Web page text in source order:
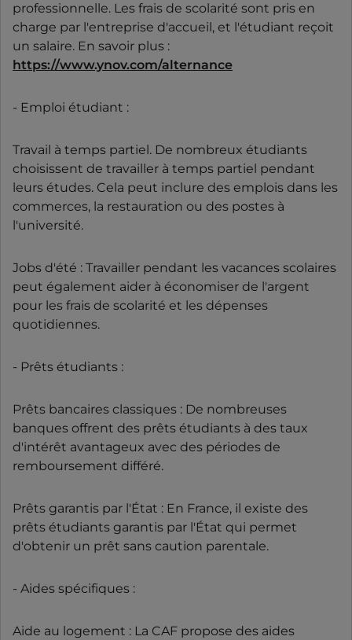
professionnelle. Les frais de scolarité sont pris en
charge par l'entreprise d'accueil, et l'étudiant reçoit
un salaire. En savoir plus :
https://www.ynov.com/alternance
- Emploi étudiant :
Travail à temps partiel. De nombreux étudiants
choisissent de travailler à temps partiel pendant
leurs études. Cela peut inclure des emplois dans les
commerces, la restauration ou des postes à
l'université.
Jobs d'été : Travailler pendant les vacances scolaires
peut également aider à économiser de l'argent
pour les frais de scolarité et les dépenses
quotidiennes.
- Prêts étudiants :
Prêts bancaires classiques : De nombreuses
banques offrent des prêts étudiants à des taux
d'intérêt avantageux avec des périodes de
remboursement différé.
Prêts garantis par l'État : En France, il existe des
prêts étudiants garantis par l'État qui permet
d'obtenir un prêt sans caution parentale.
- Aides spécifiques :
Aide au logement : La CAF propose des aides